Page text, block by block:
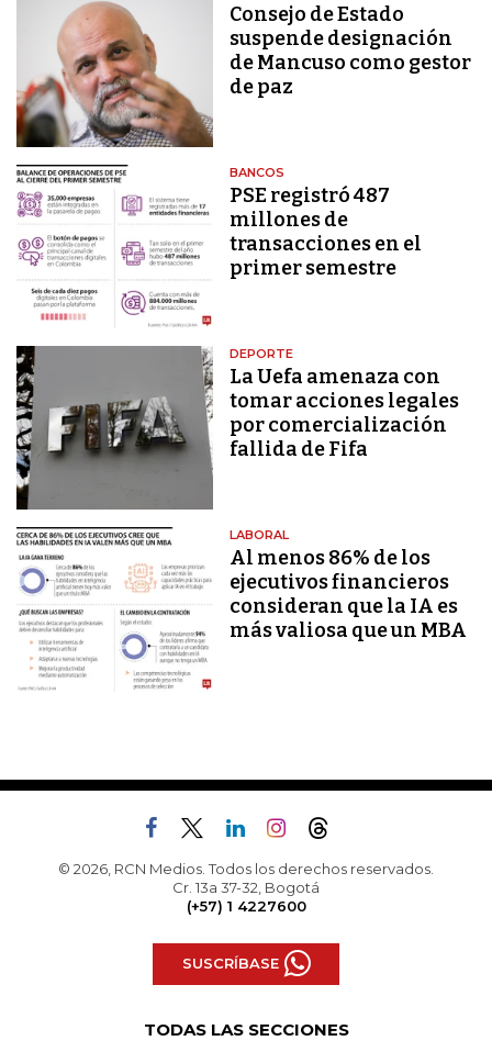
Consejo de Estado
suspende designación
de Mancuso como gestor
de paz
BANCOS
PSE registró 487
millones de
transacciones en el
primer semestre
DEPORTE
La Uefa amenaza con
tomar acciones legales
por comercialización
fallida de Fifa
LABORAL
Al menos 86% de los
ejecutivos financieros
consideran que la IA es
más valiosa que un MBA
© 2026, RCN Medios. Todos los derechos reservados.
Cr. 13a 37-32, Bogotá
(+57) 1 4227600
SUSCRÍBASE
TODAS LAS SECCIONES